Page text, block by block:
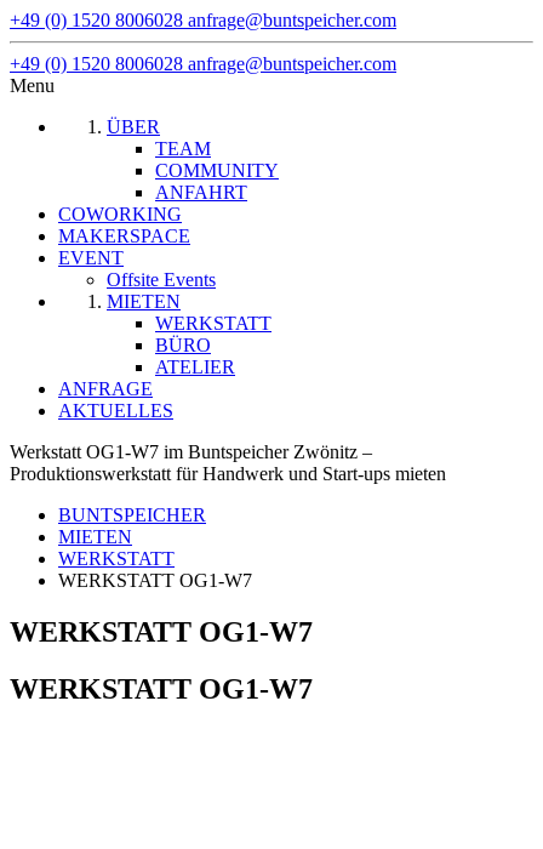
+49 (0) 1520 8006028 anfrage@buntspeicher.com
+49 (0) 1520 8006028 anfrage@buntspeicher.com
Menu
ÜBER
TEAM
COMMUNITY
ANFAHRT
COWORKING
MAKERSPACE
EVENT
Offsite Events
MIETEN
WERKSTATT
BÜRO
ATELIER
ANFRAGE
AKTUELLES
Werkstatt OG1-W7 im Buntspeicher Zwönitz –
Produktionswerkstatt für Handwerk und Start-ups mieten
BUNTSPEICHER
MIETEN
WERKSTATT
WERKSTATT OG1-W7
WERKSTATT OG1-W7
WERKSTATT OG1-W7